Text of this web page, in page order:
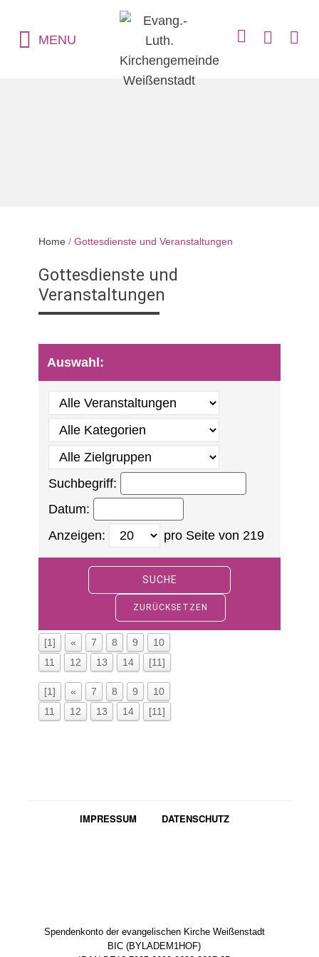
MENU
Home / Gottesdienste und Veranstaltungen
Gottesdienste und
Veranstaltungen
Auswahl:
Suchbegriff:
Datum:
Anzeigen:
pro Seite von 219
SUCHE
ZURÜCKSETZEN
[1] « 7 8 9
10
11
12 13 14 [11]
[1] « 7 8 9
10
11
12 13 14 [11]
IMPRESSUM DATENSCHUTZ
Spendenkonto der evangelischen Kirche Weißenstadt
BIC (BYLADEM1HOF)